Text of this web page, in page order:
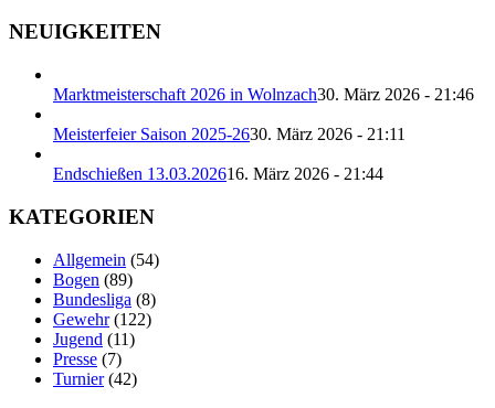
NEUIGKEITEN
Marktmeisterschaft 2026 in Wolnzach30. März 2026 - 21:46
Meisterfeier Saison 2025-2630. März 2026 - 21:11
Endschießen 13.03.202616. März 2026 - 21:44
KATEGORIEN
Allgemein (54)
Bogen (89)
Bundesliga (8)
Gewehr(122)
Jugend (11)
Presse (7)
Turnier(42)